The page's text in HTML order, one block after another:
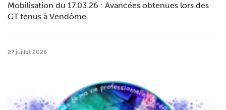
Mobilisation du 17.03.26 : Avancées obtenues lors des
GT tenus à Vendôme.
27 juillet 2026